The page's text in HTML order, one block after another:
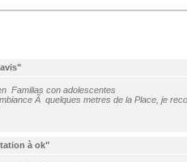
Familias con adolescentes
Ã quelques metres de la Place, je
à ok"